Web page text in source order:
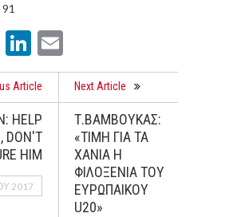
91
TwitterLinkedIn
Article
HELP
DON'T
HIM
2017
Next Article
Τ.ΒΑΜΒΟΥΚΑΣ:
«ΤΙΜΗ ΓΙΑ ΤΑ
ΧΑΝΙΑ Η
ΦΙΛΟΞΕΝΙΑ ΤΟΥ
ΕΥΡΩΠΑΙΚΟΥ
U20»